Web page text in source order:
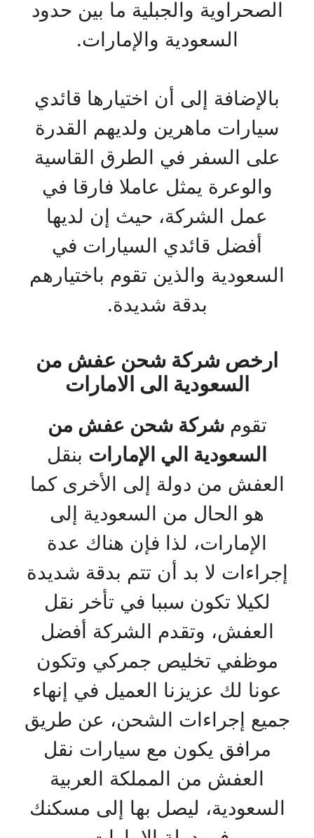
الصحراوية والجبلية ما بين حدود
السعودية والإمارات.
بالإضافة إلى أن اختيارها قائدي
سيارات ماهرين ولديهم القدرة
على السفر في الطرق القاسية
والوعرة يمثل عاملا فارقا في
عمل الشركة، حيث إن لديها
أفضل قائدي السيارات في
السعودية والذين تقوم باختيارهم
بدقة شديدة.
ارخص شركة شحن عفش من
السعودية الى الامارات
تقومشركة شحن عفش من
السعودية الي الإمارات بنقل
العفش من دولة إلى الأخرى كما
هو الحال من السعودية إلى
الإمارات، لذا فإن هناك عدة
إجراءات لا بد أن تتم بدقة شديدة
لكيلا تكون سببا في تأخر نقل
العفش، وتقدم الشركة أفضل
موظفي تخليص جمركي وتكون
عونا لك عزيزنا العميل في إنهاء
جميع إجراءات الشحن، عن طريق
مرافق يكون مع سيارات نقل
العفش من المملكة العربية
السعودية، ليصل بها إلى مسكنك